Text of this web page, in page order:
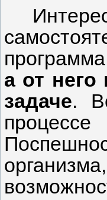
а от
задаче.